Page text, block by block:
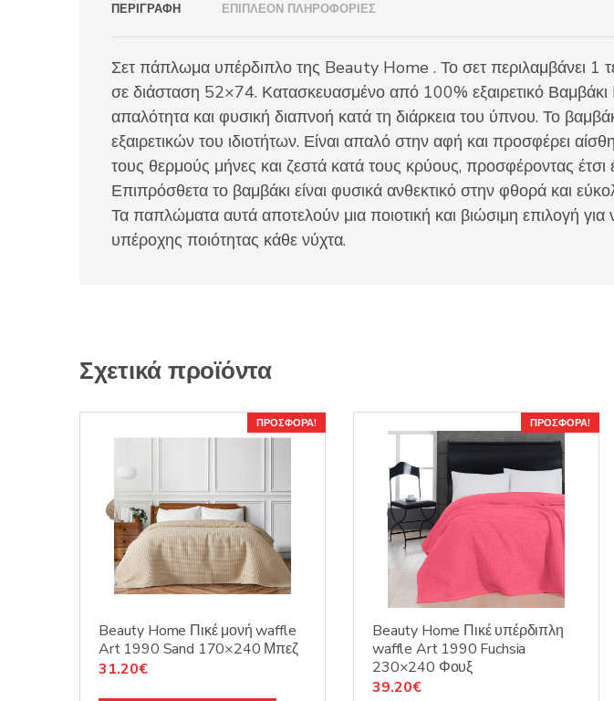
ΠΕΡΙΓΡΑΦΉ ΕΠΙΠΛΈΟΝ ΠΛΗΡΟΦΟΡΊΕΣ
Σετ πάπλωμα υπέρδιπλο της Beauty Home . Το σετ περιλαμβάνει 1
σε διάσταση 52×74. Κατασκευασμένο από 100% εξαιρετικό
απαλότητα και φυσική διαπνοή κατά τη διάρκεια του ύπνου. Το
εξαιρετικών του ιδιοτήτων. Είναι απαλό στην αφή και προσφέρει
τους θερμούς μήνες και ζεστά κατά τους κρύους, προσφέροντας
Επιπρόσθετα το βαμβάκι είναι φυσικά ανθεκτικό στην φθορά και
Τα παπλώματα αυτά αποτελούν μια ποιοτική και βιώσιμη επιλογή
υπέροχης ποιότητας κάθε νύχτα.
Σχετικά προϊόντα
ΠΡΟΣΦΟΡΆ!
Beauty Home Πικέ μονή waffle
Art 1990 Sand 170×240 Μπεζ
Original
31.20€Η
ΠΡΟΣΦΟΡΆ!
Beauty Home Πικέ υπέρδιπλη
waffle Art 1990 Fuchsia
230×240 Φουξ
Original
39.20€Η